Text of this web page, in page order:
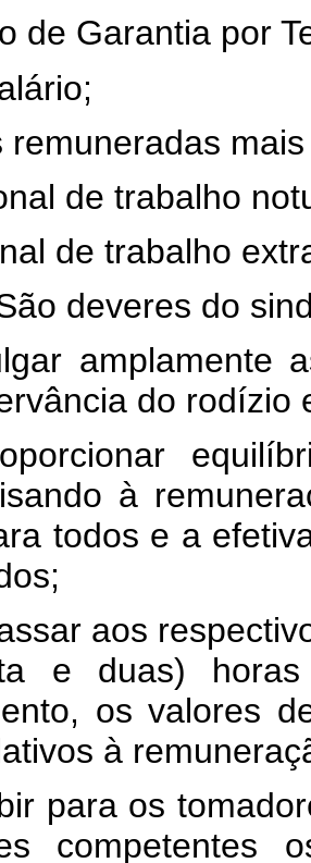
de Garantia por
remuneradas
de trabalho
de trabalho
deveres do
amplamente
do rodízio
à
todos e a
aos
e duas)
os valores
à
para os
competentes